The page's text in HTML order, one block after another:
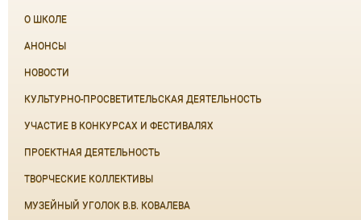
О ШКОЛЕ
АНОНСЫ
НОВОСТИ
КУЛЬТУРНО-ПРОСВЕТИТЕЛЬСКАЯ ДЕЯТЕЛЬНОСТЬ
УЧАСТИЕ В КОНКУРСАХ И ФЕСТИВАЛЯХ
ПРОЕКТНАЯ ДЕЯТЕЛЬНОСТЬ
ТВОРЧЕСКИЕ КОЛЛЕКТИВЫ
МУЗЕЙНЫЙ УГОЛОК В.В. КОВАЛЕВА